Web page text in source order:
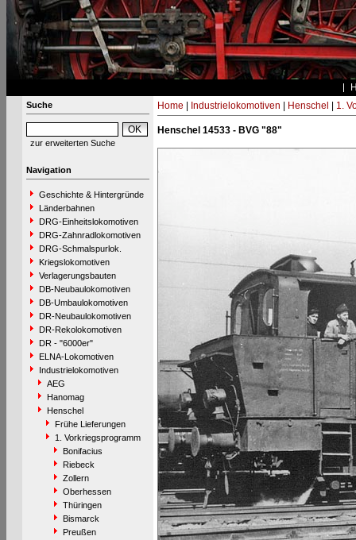
Suche
zur erweiterten Suche
Navigation
Geschichte & Hintergründe
Länderbahnen
DRG-Einheitslokomotiven
DRG-Zahnradlokomotiven
DRG-Schmalspurlok.
Kriegslokomotiven
Verlagerungsbauten
DB-Neubaulokomotiven
DB-Umbaulokomotiven
DR-Neubaulokomotiven
DR-Rekolokomotiven
DR - "6000er"
ELNA-Lokomotiven
Industrielokomotiven
AEG
Hanomag
Henschel
Frühe Lieferungen
1. Vorkriegsprogramm
Bonifacius
Riebeck
Zollern
Oberhessen
Thüringen
Bismarck
Preußen
Home Industrielokomotiven Henschel 1.
Henschel 14533 - BVG "88"